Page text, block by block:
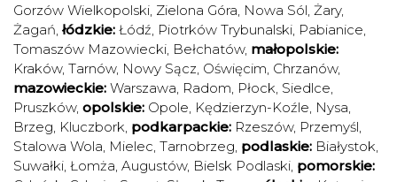
Gorzów Wielkopolski, Zielona Góra, Nowa Sól, Żary,
Żagań, łódzkie: Łódź, Piotrków Trybunalski, Pabianice,
Tomaszów Mazowiecki, Bełchatów, małopolskie:
Kraków, Tarnów, Nowy Sącz, Oświęcim, Chrzanów,
mazowieckie: Warszawa, Radom, Płock, Siedlce,
Pruszków, opolskie: Opole, Kędzierzyn-Koźle, Nysa,
Brzeg, Kluczbork, podkarpackie: Rzeszów, Przemyśl,
Stalowa Wola, Mielec, Tarnobrzeg, podlaskie: Białystok,
Suwałki, Łomża, Augustów, Bielsk Podlaski, pomorskie: